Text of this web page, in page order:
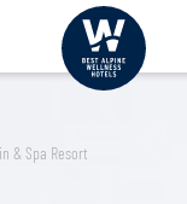
& Spa Resort